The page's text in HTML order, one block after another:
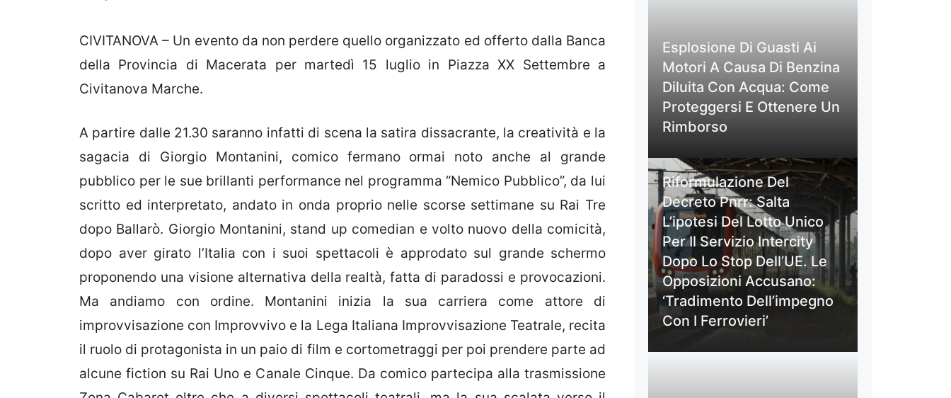
CIVITANOVA – Un evento da non perdere quello organizzato ed offerto dalla Banca
della Provincia di Macerata per martedì 15 luglio in Piazza XX Settembre a
Civitanova Marche.
A partire dalle 21.30 saranno infatti di scena la satira dissacrante, la creatività e la
sagacia di Giorgio Montanini, comico fermano ormai noto anche al grande
pubblico per le sue brillanti performance nel programma “Nemico Pubblico”, da lui
scritto ed interpretato, andato in onda proprio nelle scorse settimane su Rai Tre
dopo Ballarò. Giorgio Montanini, stand up comedian e volto nuovo della comicità,
dopo aver girato l’Italia con i suoi spettacoli è approdato sul grande schermo
proponendo una visione alternativa della realtà, fatta di paradossi e provocazioni.
Ma andiamo con ordine. Montanini inizia la sua carriera come attore di
improvvisazione con Improvvivo e la Lega Italiana Improvvisazione Teatrale, recita
il ruolo di protagonista in un paio di film e cortometraggi per poi prendere parte ad
alcune fiction su Rai Uno e Canale Cinque. Da comico partecipa alla trasmissione
Esplosione Di Guasti Ai
Motori A Causa Di Benzina
Diluita Con Acqua: Come
Proteggersi E Ottenere Un
Rimborso
Riformulazione Del
Decreto Pnrr: Salta
L’ipotesi Del Lotto Unico
Per Il Servizio Intercity
Dopo Lo Stop Dell’UE. Le
Opposizioni Accusano:
‘Tradimento Dell’impegno
Con I Ferrovieri’